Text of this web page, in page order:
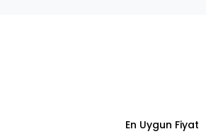
En Uygun Fiyat